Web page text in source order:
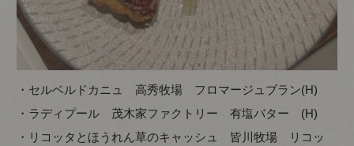
・セルベルドカニュ 高秀牧場 フロマージュブラン(H)
・ラディプール 茂木家ファクトリー 有塩バター (H)
・リコッタとほうれん草のキャッシュ 皆川牧場 リコッ